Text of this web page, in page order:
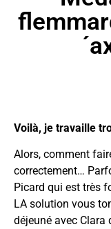
Voilà, je travaille
Alors, comment
correctement…
Picard qui est très
LA solution vous
déjeuné avec